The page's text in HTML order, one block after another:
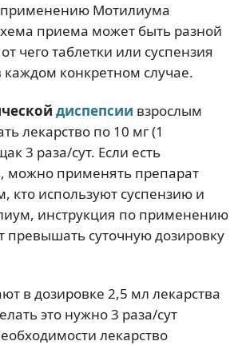
применению Мотилиума
приема может быть разной
чего таблетки или суспензия
каждом конкретном случае.
диспепсии взрослым
лекарство по 10 мг (1
3 раза/сут. Если есть
можно применять препарат
кто используют суспензию и
инструкция по применению
превышать суточную дозировку
в дозировке 2,5 мл лекарства
это нужно 3 раза/сут
лекарство